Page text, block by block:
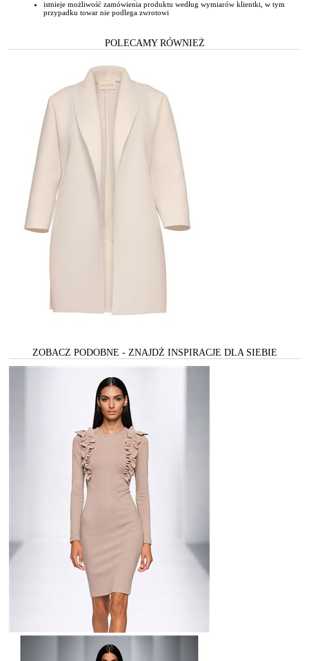
istnieje możliwość zamówienia produktu według wymiarów klientki, w tym
przypadku towar nie podlega zwrotowi
POLECAMY RÓWNIEŻ
ZOBACZ PODOBNE - ZNAJDŻ INSPIRACJE DLA SIEBIE